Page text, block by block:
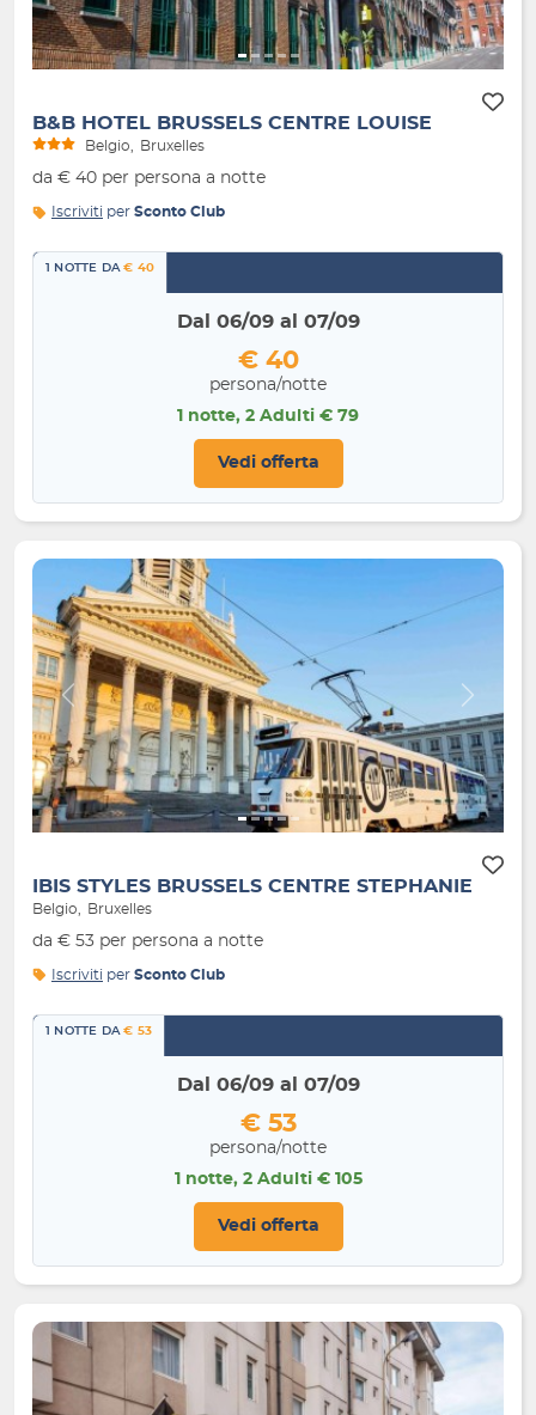
B&B HOTEL BRUSSELS CENTRE LOUISE
Belgio Bruxelles
da € 40 per persona a notte
Iscriviti per Sconto Club
1 NOTTE DA€ 40
Dal 06/09 al 07/09
€ 40
persona/notte
1 notte, 2 Adulti € 79
Vedi offerta
Indietro Avanti
IBIS STYLES BRUSSELS CENTRE STEPHANIE
Belgio Bruxelles
da € 53 per persona a notte
Iscriviti per Sconto Club
1 NOTTE DA€ 53
Dal 06/09 al 07/09
€ 53
persona/notte
1 notte, 2 Adulti € 105
Vedi offerta